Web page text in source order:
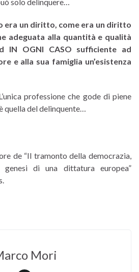
solo delinquere…
era un diritto, come era un diritto
adeguata alla quantità e qualità
IN OGNI CASO sufficiente ad
e alla sua famiglia un’esistenza
professione che gode di piene
quella del delinquente…
de “Il tramonto della democrazia,
di una dittatura europea”
Mori